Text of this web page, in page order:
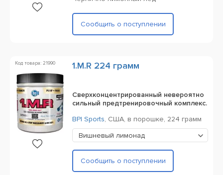
Сообщить о поступлении
Код товара: 21990 1.M.R 224 грамм
Сверхконцентрированный невероятно
сильный предтренировочный комплекс.
BPI Sports, США, в порошке, 224 грамм
Вишневый лимонад
Сообщить о поступлении